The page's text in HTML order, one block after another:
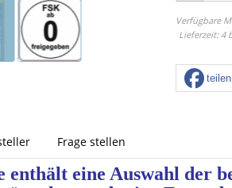
Verfügbare
Lieferzeit: 4
teilen
Frage stellen
enthält eine Auswahl der